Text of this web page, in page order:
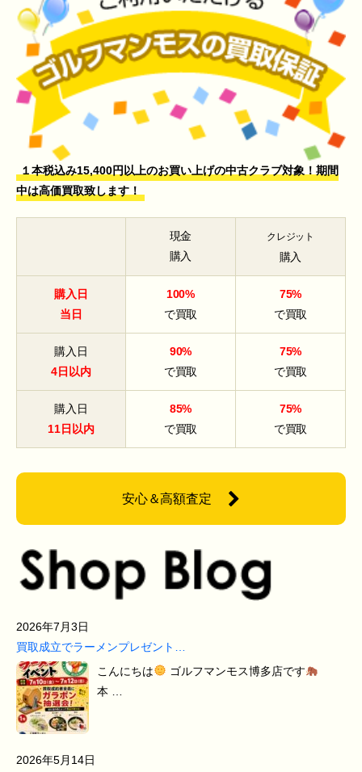
１本税込み15,400円以上のお買い上げの中古クラブ対象！期間
中は高価買取致します！
現金
購入
クレジット
購入
購入日
当日
100%
で買取
75%
で買取
購入日
4日以内
90%
で買取
75%
で買取
購入日
11日以内
85%
で買取
75%
で買取
安心＆高額査定
2026年7月3日
買取成立でラーメンプレゼント…
こんにちは
ゴルフマンモス博多店です
本 …
2026年5月14日